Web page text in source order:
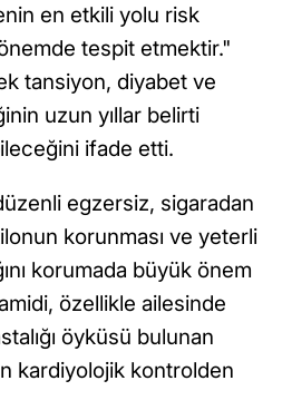
en etkili yolu risk
tespit etmektir."
tansiyon, diyabet ve
uzun yıllar belirti
ifade etti.
egzersiz, sigaradan
korunması ve yeterli
korumada büyük önem
özellikle ailesinde
öyküsü bulunan
kardiyolojik kontrolden